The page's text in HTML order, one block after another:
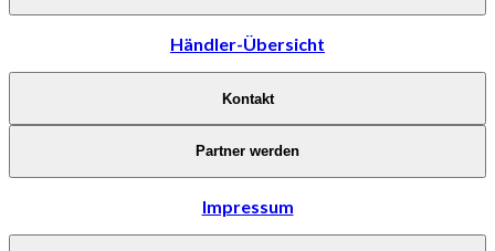
Händler-Übersicht
Kontakt
Partner werden
Impressum